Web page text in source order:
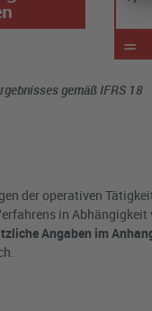
gemäß IFRS 18
der operativen
in
Angaben im